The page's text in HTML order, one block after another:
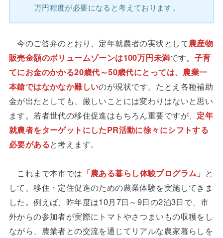
万円程度が必要になると考えております。
今のご答弁のとおり、定年就農者の実状として農産物
販売金額のボリュームゾーンは100万円未満です。 子育
てにお金のかかる20歳代～50歳代にとっては、農業一
本鎗ではなかなか難しいのが現状です。たとえ各種補助
金が出たとしても、厳しいことには変わりはないと思い
ます。若者世代の移住促進はもちろん重要ですが、 定年
就農者をターゲットにしたPR活動に徐々にシフトする
必要があると考えます。
これまで本市では 「農ある暮らし体験プログラム」 と
して、移住・定住促進のための農業体験を実施してきま
した。例えば、昨年度は10月7日～9日の2泊3日で、市
外からの参加者が実際にトマトやさつまいもの収穫をし
ながら、農業者との交流を通じてリアルな農家暮らしを